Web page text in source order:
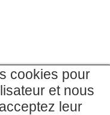
cookies pour
et nous
leur